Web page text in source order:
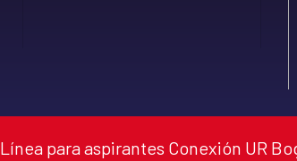
Línea para aspirantes Conexión UR